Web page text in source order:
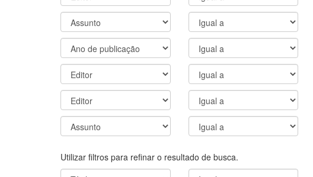
Utilizar filtros para refinar o resultado de busca.